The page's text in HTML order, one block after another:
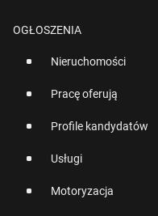
OGŁOSZENIA
Nieruchomości
Pracę oferują
Profile kandydatów
Usługi
Motoryzacja